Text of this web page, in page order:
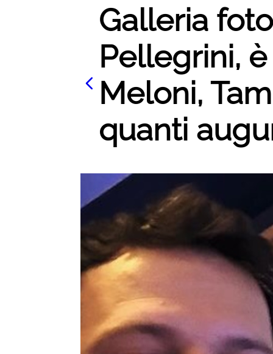
Galleria
Pellegrini,
Meloni,
quanti